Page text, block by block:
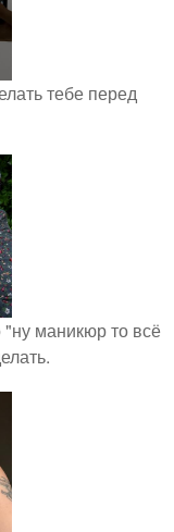
тебе перед
маникюр то всё